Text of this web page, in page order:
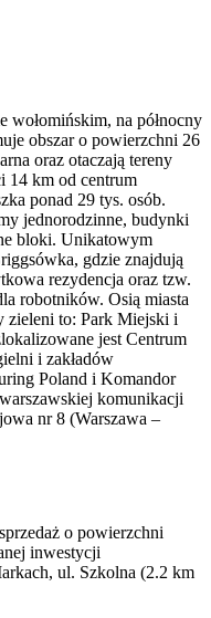
na północny
obszar o powierzchni 26
oraz otaczają tereny
14 km od centrum
ponad 29 tys. osób.
jednorodzinne, budynki
bloki. Unikatowym
gdzie znajdują
rezydencja oraz tzw.
robotników. Osią miasta
zieleni to: Park Miejski i
jest Centrum
i zakładów
Poland i Komandor
komunikacji
nr 8 (Warszawa –
o powierzchni
inwestycji
, ul. Szkolna (2.2 km